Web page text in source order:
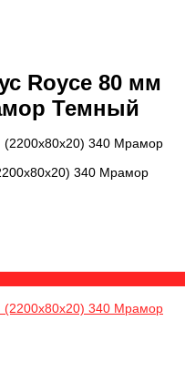
Royce 80 мм
Темный
340 Мрамор